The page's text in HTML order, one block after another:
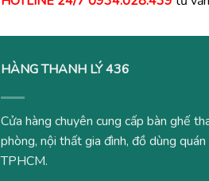
HÀNG THANH LÝ 436
Cửa hàng chuyên cung cấp bàn ghế
phòng, nội thất gia đình, đồ dùng
TPHCM.